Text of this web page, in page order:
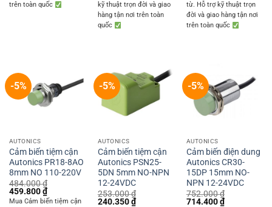
trên toàn quốc
kỹ thuật trọn đời và giao
hàng tận nơi trên toàn
quốc
từ. Hỗ trợ kỹ thuật trọn
đời và giao hàng tận nơi
trên toàn quốc
-5%
AUTONICS
Cảm biến tiệm cận
Autonics PR18-8AO
8mm NO 110-220V
484.000₫
Original
price
459.800₫Current
price
Mua Cảm biến tiệm cận
-5%
AUTONICS
Cảm biến tiệm cận
Autonics PSN25-
5DN 5mm NO-NPN
12-24VDC
253.000₫
Original
240.350₫Current
-5%
AUTONICS
Cảm biến điện dung
Autonics CR30-
15DP 15mm NO-
NPN 12-24VDC
752.000₫
Original
714.400₫Current